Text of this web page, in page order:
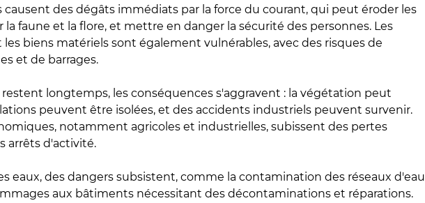
causent des dégâts immédiats par la force du courant, qui peut éroder les
la faune et la flore, et mettre en danger la sécurité des personnes. Les
biens matériels sont également vulnérables, avec des risques de
et de barrages.
restent longtemps, les conséquences s'aggravent : la végétation peut
peuvent être isolées, et des accidents industriels peuvent survenir.
notamment agricoles et industrielles, subissent des pertes
arrêts d'activité.
eaux, des dangers subsistent, comme la contamination des réseaux d'eau
aux bâtiments nécessitant des décontaminations et réparations.